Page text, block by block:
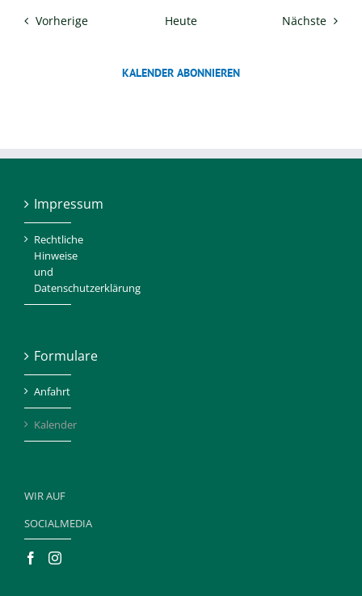
VorherigeVeranstaltungenHeute Nächste
KALENDER ABONNIEREN
Impressum
Rechtliche
Hinweise
und
Datenschutzerklärung
Formulare
Anfahrt
Kalender
WIR AUF
SOCIALMEDIA